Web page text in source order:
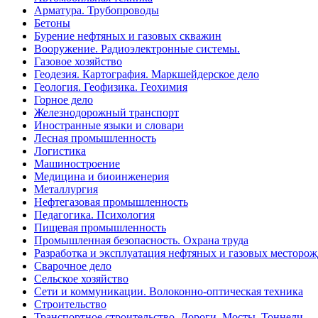
Арматура. Трубопроводы
Бетоны
Бурение нефтяных и газовых скважин
Вооружение. Радиоэлектронные системы.
Газовое хозяйство
Геодезия. Картография. Маркшейдерское дело
Геология. Геофизика. Геохимия
Горное дело
Железнодорожный транспорт
Иностранные языки и словари
Лесная промышленность
Логистика
Машиностроение
Медицина и биоинженерия
Металлургия
Нефтегазовая промышленность
Педагогика. Психология
Пищевая промышленность
Промышленная безопасность. Охрана труда
Разработка и эксплуатация нефтяных и газовых
Сварочное дело
Сельское хозяйство
Сети и коммуникации. Волоконно-оптическая техника
Строительство